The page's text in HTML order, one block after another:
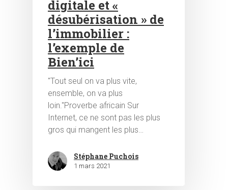
Hit enter to search or ESC to close
digitale et «
désubérisation » de
l’immobilier :
l’exemple de
Bien’ici
"Tout seul on va plus vite,
ensemble, on va plus
loin."Proverbe africain Sur
Internet, ce ne sont pas les plus
gros qui mangent les plus…
Stéphane Puchois
1 mars 2021